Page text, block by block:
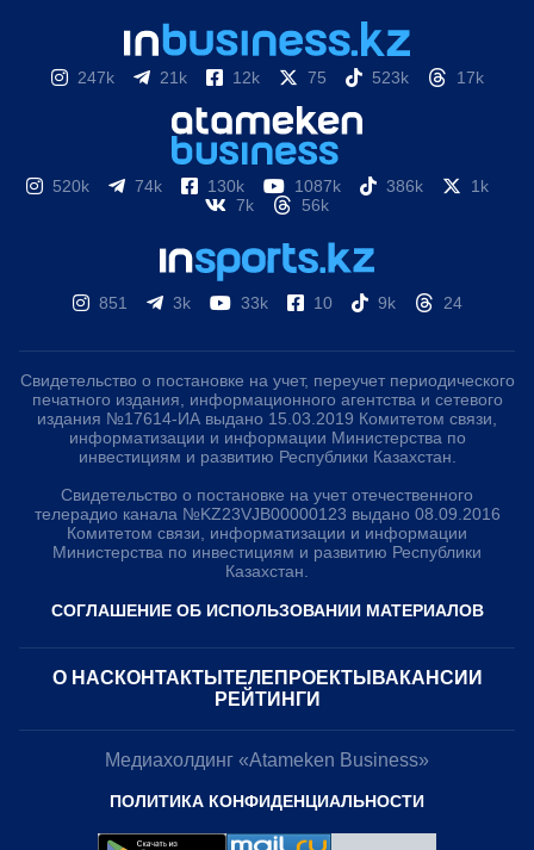
247k 21k 12k 75 523k 17k
520k 74k 130k 1087k 386k
1k
7k
56k
851 3k 33k 10 9k 24
Свидетельство о постановке на учет, переучет периодического
печатного издания, информационного агентства и сетевого
издания №17614-ИА выдано 15.03.2019 Комитетом связи,
информатизации и информации Министерства по
инвестициям и развитию Республики Казахстан.
Свидетельство о постановке на учет отечественного
телерадио канала №KZ23VJB00000123 выдано 08.09.2016
Комитетом связи, информатизации и информации
Министерства по инвестициям и развитию Республики
Казахстан.
СОГЛАШЕНИЕ ОБ ИСПОЛЬЗОВАНИИ МАТЕРИАЛОВ
О НАС КОНТАКТЫ ТЕЛЕПРОЕКТЫ ВАКАНСИИ
РЕЙТИНГИ
Медиахолдинг «Atameken Business»
ПОЛИТИКА КОНФИДЕНЦИАЛЬНОСТИ